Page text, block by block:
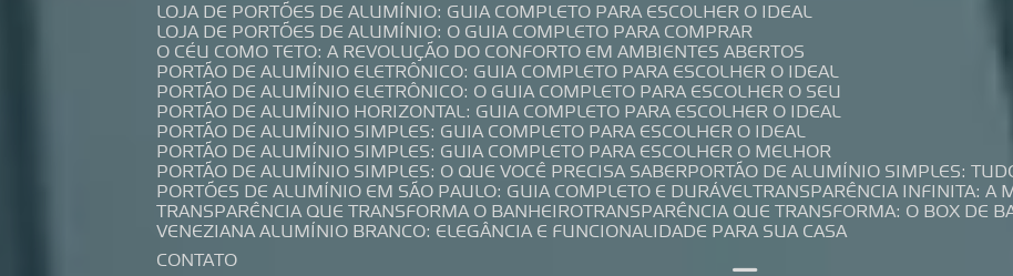
LOJA DE PORTÕES DE ALUMÍNIO: GUIA COMPLETO PARA ESCOLHER O IDEAL
LOJA DE PORTÕES DE ALUMÍNIO: O GUIA COMPLETO PARA COMPRAR
O CÉU COMO TETO: A REVOLUÇÃO DO CONFORTO EM AMBIENTES ABERTOS
PORTÃO DE ALUMÍNIO ELETRÔNICO: GUIA COMPLETO PARA ESCOLHER O IDEAL
PORTÃO DE ALUMÍNIO ELETRÔNICO: O GUIA COMPLETO PARA ESCOLHER O SEU
PORTÃO DE ALUMÍNIO HORIZONTAL: GUIA COMPLETO PARA ESCOLHER O IDEAL
PORTÃO DE ALUMÍNIO SIMPLES: GUIA COMPLETO PARA ESCOLHER O IDEAL
PORTÃO DE ALUMÍNIO SIMPLES: GUIA COMPLETO PARA ESCOLHER O MELHOR
PORTÃO DE ALUMÍNIO SIMPLES: O QUE VOCÊ PRECISA SABER PORTÃO DE ALUMÍNIO SIMPLES:
PORTÕES DE ALUMÍNIO EM SÃO PAULO: GUIA COMPLETO E DURÁVEL TRANSPARÊNCIA INFINITA:
TRANSPARÊNCIA QUE TRANSFORMA O BANHEIRO TRANSPARÊNCIA QUE TRANSFORMA: O BOX DE
VENEZIANA ALUMÍNIO BRANCO: ELEGÂNCIA E FUNCIONALIDADE PARA SUA CASA
CONTATO